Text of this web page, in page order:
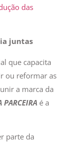
reformar as
a marca da
PARCEIRAé a
famílias de